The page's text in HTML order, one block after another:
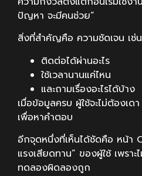
ปัญหา จะมีคนช่วย”
สิ่งที่สำคัญคือ ความชัดเจน เช่น
ติดต่อได้ผ่านอะไร
ใช้เวลานานแค่ไหน
และถามเรื่องอะไรได้บ้าง
เมื่อข้อมูลครบ ผู้ใช้จะไม่ต้องเด
เพื่อหาคำตอบ
อีกจุดหนึ่งที่เห็นได้ชัดคือ หน้า
แรงเสียดทาน” ของผู้ใช้ เพรา
ทดลองผิดลองถูก